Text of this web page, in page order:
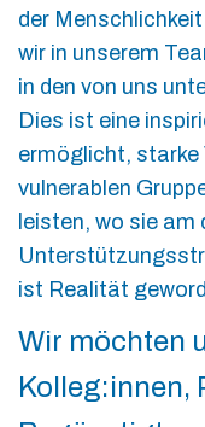
der
wir in unserem
in den von uns
Dies ist eine
ermöglicht, starke
vulnerablen
leisten, wo sie
ist Realität
Wir möchten
Kolleg:innen,